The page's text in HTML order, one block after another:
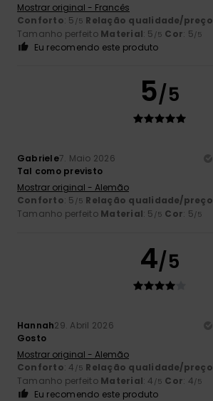
Mostrar original - Francês
Conforto: 5 /5 Relação qualidade/preço
Tamanho perfeito Material: 5 /5 Cor: 5/5
Eu recomendo este produto
5/5
Gabriele7. Maio 2026
Tal como previsto
Mostrar original - Alemão
Conforto: 5 /5 Relação qualidade/preço
Tamanho perfeito Material: 5 /5 Cor: 5/5
4/5
Hannah29. Abril 2026
Gosto
Mostrar original - Alemão
Conforto: 4 /5 Relação qualidade/preço
Tamanho perfeito Material: 4 /5 Cor: 4/5
Eu recomendo este produto